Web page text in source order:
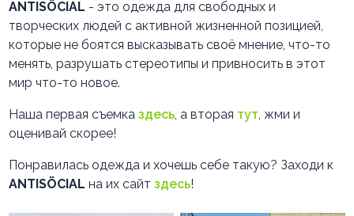
ANTISÖCIAL - это одежда для свободных и
творческих людей с активной жизненной позицией,
которые не боятся высказывать своё мнение, что-то
менять, разрушать стереотипы и привносить в этот
мир что-то новое.
Наша первая съемказдесь, а вторая тут, жми и
оценивай скорее!
Понравилась одежда и хочешь себе такую? Заходи к
ANTISÖCIAL на их сайтздесь!